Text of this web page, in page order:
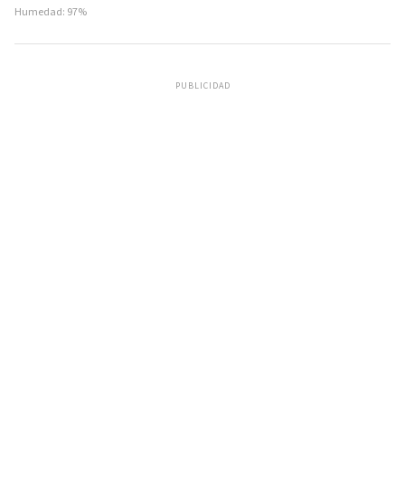
Humedad: 97%
PUBLICIDAD